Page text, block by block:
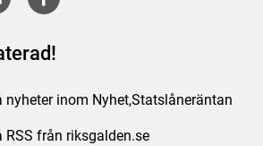
nyheter inom Nyhet,Statslåneräntan
RSS från riksgalden.se